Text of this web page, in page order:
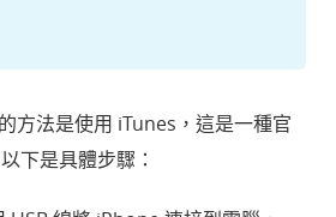
方法是使用 iTunes，這是一種官
下是具體步驟：